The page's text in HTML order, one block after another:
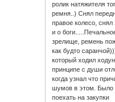
ролик натяжителя
ремня..) Снял
правое колесо, снял
и о
зрелище, ремень
как будто
который ходил
принципе с души
когда узнал что
шумов в этом. Было
поехать на закупки